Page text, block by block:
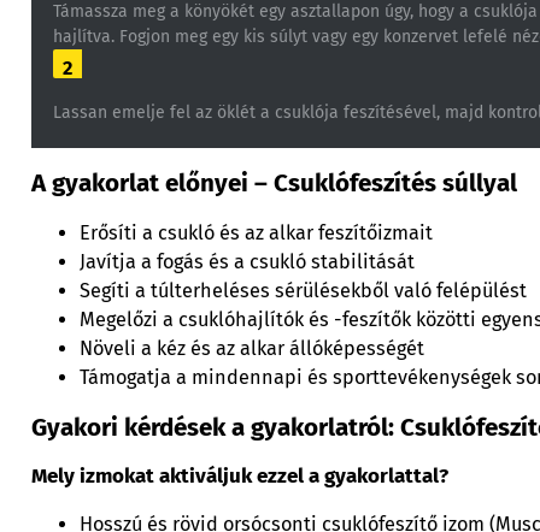
Támassza meg a könyökét egy asztallapon úgy, hogy a
hajlítva. Fogjon meg egy kis súlyt vagy egy konzervet lefelé
2
Lassan emelje fel az öklét a csuklója feszítésével, majd
A gyakorlat előnyei – Csuklófeszítés súllyal
Erősíti a csukló és az alkar feszítőizmait
Javítja a fogás és a csukló stabilitását
Segíti a túlterheléses sérülésekből való felépülést
Megelőzi a csuklóhajlítók és -feszítők közötti
Növeli a kéz és az alkar állóképességét
Támogatja a mindennapi és sporttevékenységek
Gyakori kérdések a gyakorlatról:
Mely izmokat aktiváljuk ezzel a gyakorlattal?
Hosszú és rövid orsócsonti csuklófeszítő izom